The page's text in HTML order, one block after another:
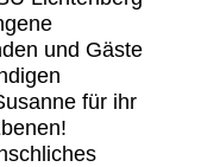
und Gäste
für ihr